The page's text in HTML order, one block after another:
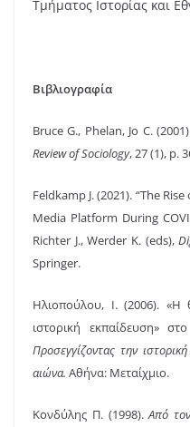
Τμήματος Ιστορίας και
Βιβλιογραφία
Bruce G., Phelan, Jo C.
Review of Sociology, 27 (1), p.
Feldkamp J. (2021). “The
Media Platform During
Richter J., Werder K. (eds),
Springer.
Ηλιοπούλου, Ι. (2006). «Η
ιστορική εκπαίδευση»
Προσεγγίζοντας την
αιώνα. Αθήνα: Μεταίχμιο.
Κονδύλης Π. (1998).Από